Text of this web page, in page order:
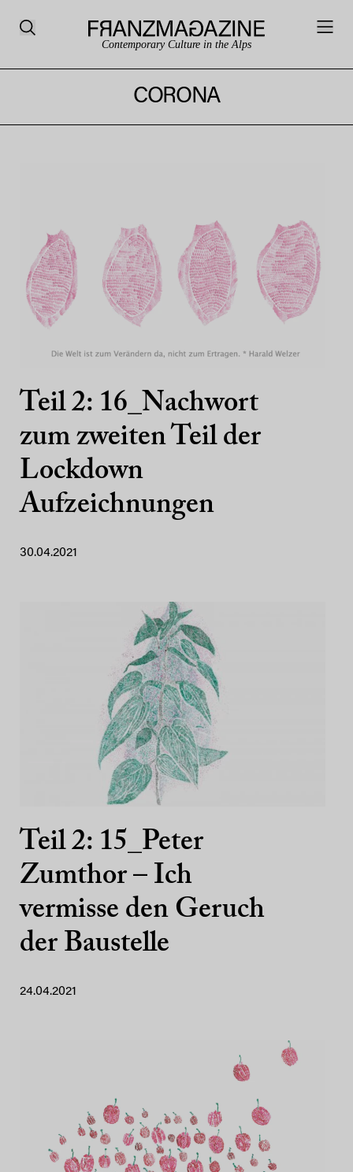
Contemporary Culture in the Alps
CORONA
Teil 2: 16_Nachwort
zum zweiten Teil der
Lockdown
Aufzeichnungen
30.04.2021
Teil 2: 15_Peter
Zumthor – Ich
vermisse den Geruch
der Baustelle
24.04.2021